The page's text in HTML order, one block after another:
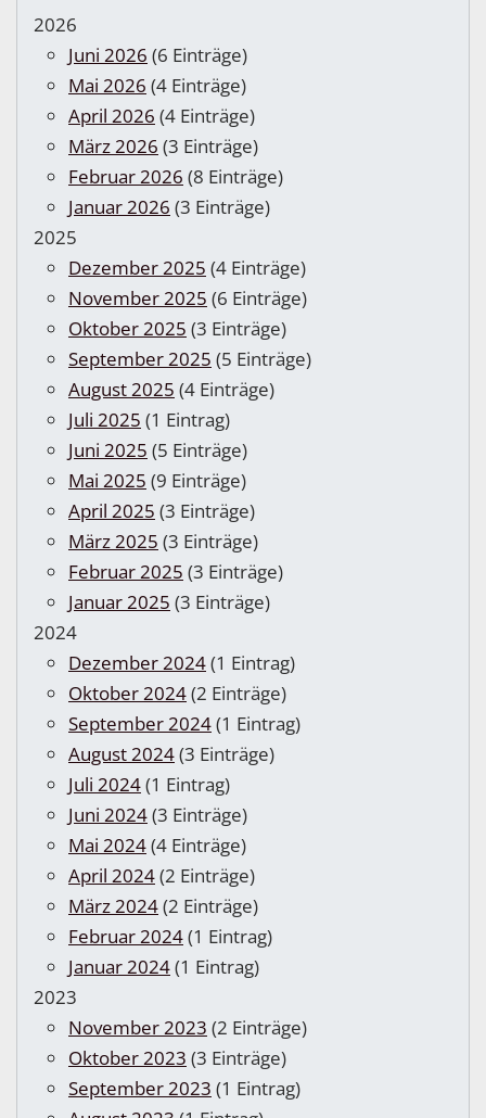
2026
Juni 2026 (6 Einträge)
Mai 2026 (4 Einträge)
April 2026 (4 Einträge)
März 2026 (3 Einträge)
Februar 2026 (8 Einträge)
Januar 2026 (3 Einträge)
2025
Dezember 2025 (4 Einträge)
November 2025 (6 Einträge)
Oktober 2025 (3 Einträge)
September 2025 (5 Einträge)
August 2025 (4 Einträge)
Juli 2025 (1 Eintrag)
Juni 2025 (5 Einträge)
Mai 2025 (9 Einträge)
April 2025 (3 Einträge)
März 2025 (3 Einträge)
Februar 2025 (3 Einträge)
Januar 2025 (3 Einträge)
2024
Dezember 2024(1 Eintrag)
Oktober 2024(2 Einträge)
September 2024(1 Eintrag)
August 2024(3 Einträge)
Juli 2024(1 Eintrag)
Juni 2024(3 Einträge)
Mai 2024(4 Einträge)
April 2024(2 Einträge)
März 2024(2 Einträge)
Februar 2024(1 Eintrag)
Januar 2024(1 Eintrag)
2023
November 2023 (2 Einträge)
Oktober 2023 (3 Einträge)
September 2023 (1 Eintrag)